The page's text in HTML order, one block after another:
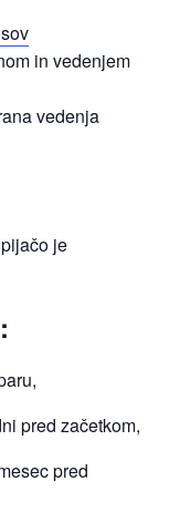
in vedenjem
vedenja
je
pred začetkom,
pred